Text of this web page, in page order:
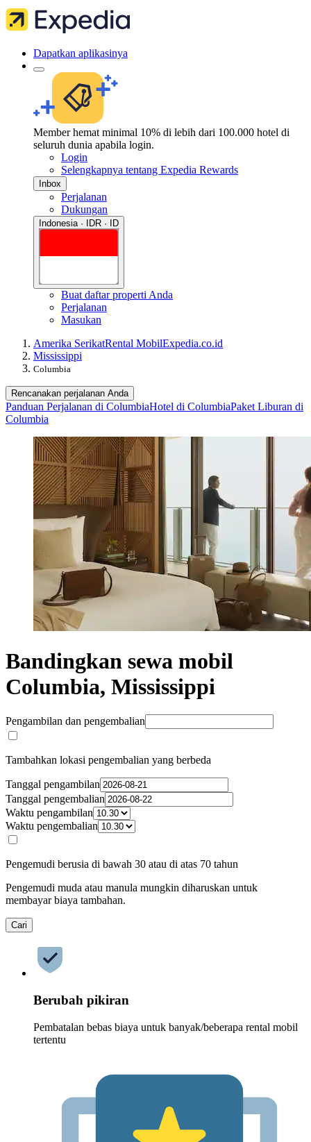
Dapatkan aplikasinya
Member hemat minimal 10% di lebih dari 100.000 hotel di
seluruh dunia apabila login.
Login
Selengkapnya tentang Expedia Rewards
Inbox
Perjalanan
Dukungan
Indonesia · IDR · ID
Buat daftar properti Anda
Perjalanan
Masukan
Amerika SerikatRental MobilExpedia.co.id
Mississippi
Columbia
Rencanakan perjalanan Anda
Panduan Perjalanan di ColumbiaHotel di ColumbiaPaket Liburan di
Columbia
Bandingkan sewa mobil
Columbia, Mississippi
Pengambilan dan pengembalian
Tambahkan lokasi pengembalian yang berbeda
Tanggal pengambilan
Tanggal pengembalian
Waktu pengambilan
Waktu pengembalian
Pengemudi berusia di bawah 30 atau di atas 70 tahun
Pengemudi muda atau manula mungkin diharuskan untuk
membayar biaya tambahan.
Cari
Berubah pikiran
Pembatalan bebas biaya untuk banyak/beberapa rental mobil
tertentu